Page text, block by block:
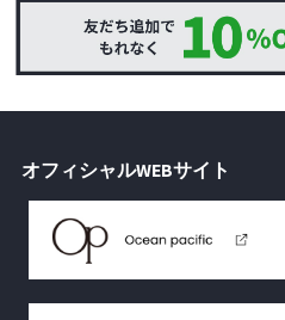
オフィシャルWEBサイト